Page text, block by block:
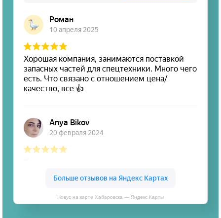
Новус на карте Хабаровска — Яндекс Карты